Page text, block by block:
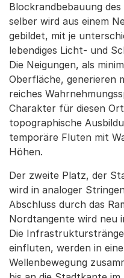
Blockrandbebauung
selber wird aus einem
gebildet, mit je
lebendiges Licht- und
Die Neigungen, als
Oberfläche, generieren
reiches
Charakter für diesen
topographische
temporäre Fluten mit
Höhen.
Der zweite Platz, der
wird in analoger
Abschluss durch das
Nordtangente wird
Die
einfluten, werden in
Wellenbewegung